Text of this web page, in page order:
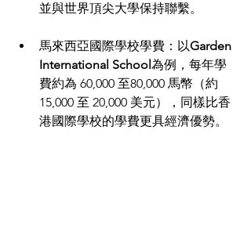
並與世界頂尖大學保持聯繫。
馬來西亞國際學校學費：以Garden
International School為例，每年學
費約為 60,000 至80,000 馬幣（約
15,000 至 20,000 美元），同樣比香
港國際學校的學費更具經濟優勢。